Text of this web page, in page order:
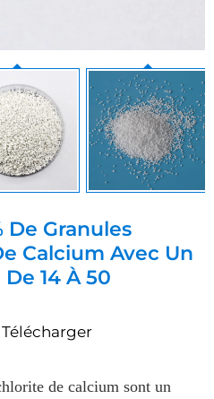
De Granules
Calcium Avec Un
14 À 50
Télécharger
de calcium sont un